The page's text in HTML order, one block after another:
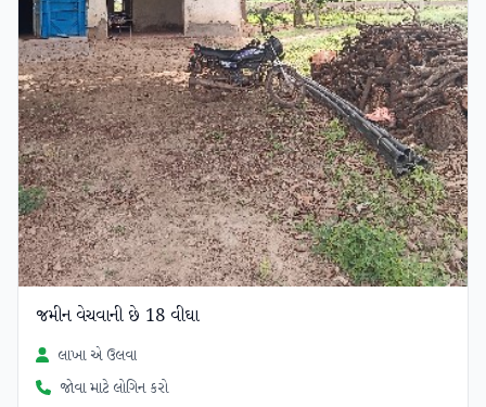
જમીન વેચવાની છે 18 વીઘા
લાખા એ ઉલવા
જોવા માટે લોગિન કરો